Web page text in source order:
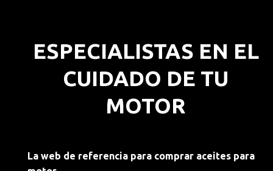
ESPECIALISTAS EN EL
CUIDADO DE TU
MOTOR
La web de referencia para comprar aceites para